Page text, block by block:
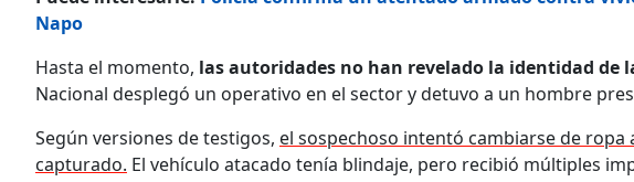
Napo
Hasta el momento, las autoridades no han revelado la identidad de
Nacional desplegó un operativo en el sector y detuvo a un hombre
Según versiones de testigos, el sospechoso intentó cambiarse de ropa
capturado. El vehículo atacado tenía blindaje, pero recibió múltiples